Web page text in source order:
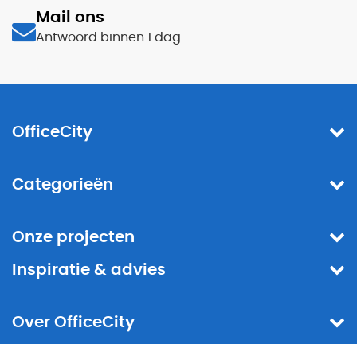
Mail ons
Antwoord binnen 1 dag
OfficeCity
Categorieën
Onze projecten
Inspiratie & advies
Over OfficeCity